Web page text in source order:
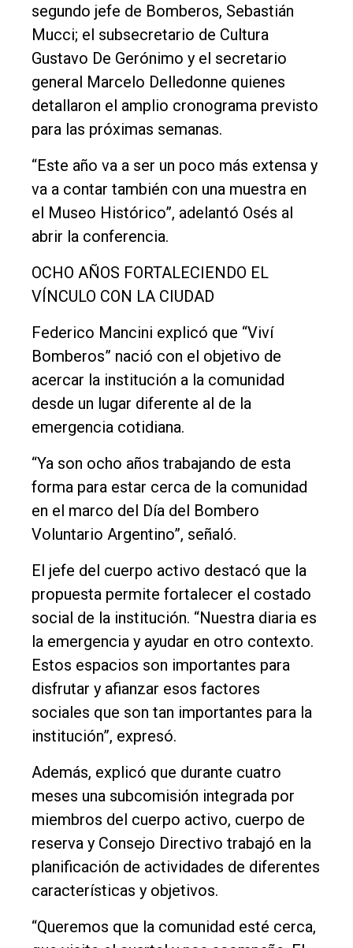
El
único
DIARIO
Balcarce
Inicio
Tendencia
Int.
General
Política
Cultura
Entrevistas
Rural
Edición
Empresa
Nosotros
Contacto
segundo jefe de Bomberos, Sebastián
Mucci; el subsecretario de Cultura
Gustavo De Gerónimo y el secretario
general Marcelo Delledonne quienes
detallaron el amplio cronograma previsto
para las próximas semanas.
“Este año va a ser un poco más extensa y
va a contar también con una muestra en
el Museo Histórico”, adelantó Osés al
abrir la conferencia.
OCHO AÑOS FORTALECIENDO EL
VÍNCULO CON LA CIUDAD
Federico Mancini explicó que “Viví
Bomberos” nació con el objetivo de
acercar la institución a la comunidad
desde un lugar diferente al de la
emergencia cotidiana.
“Ya son ocho años trabajando de esta
forma para estar cerca de la comunidad
en el marco del Día del Bombero
Voluntario Argentino”, señaló.
El jefe del cuerpo activo destacó que la
propuesta permite fortalecer el costado
social de la institución. “Nuestra diaria es
la emergencia y ayudar en otro contexto.
Estos espacios son importantes para
disfrutar y afianzar esos factores
sociales que son tan importantes para la
institución”, expresó.
Además, explicó que durante cuatro
meses una subcomisión integrada por
miembros del cuerpo activo, cuerpo de
reserva y Consejo Directivo trabajó en la
planificación de actividades de diferentes
características y objetivos.
“Queremos que la comunidad esté cerca,